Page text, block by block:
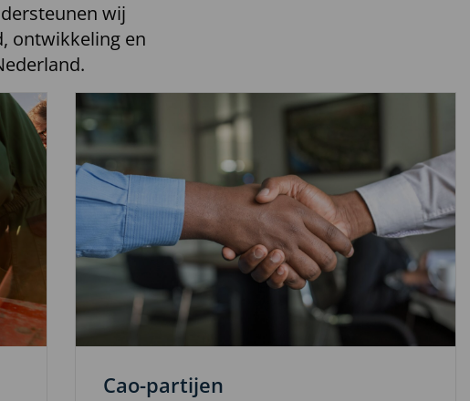
wij
ontwikkeling en
Cao-partijen
meer
over
Lees
verder